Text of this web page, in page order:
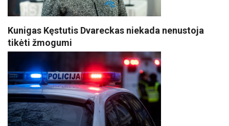
Kunigas Kęstutis Dvareckas niekada nenustoja
tikėti žmogumi